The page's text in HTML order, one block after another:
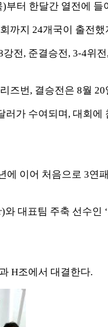
)부터 한달간 열전에 들
까지 24개국이 출전
전, 준결승전, 3-4위
즈번, 결승전은 8월
가 수여되며, 대회
이어 처음으로 3연
대표팀 주축 선수인
H조에서 대결한다.